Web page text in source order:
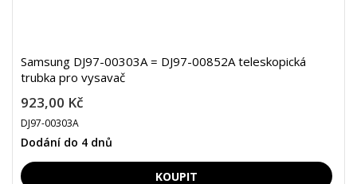
Samsung DJ97-00303A = DJ97-00852A teleskopická
trubka pro vysavač
923,00 Kč
DJ97-00303A
Dodání do 4 dnů